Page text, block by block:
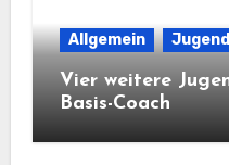
Allgemein Jugend
Vier weitere
Basis-Coach